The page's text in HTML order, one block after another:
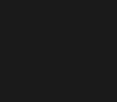
Erkennbar sind
der Aufschrift
See (1909)
von Lausanne
vom 2. August